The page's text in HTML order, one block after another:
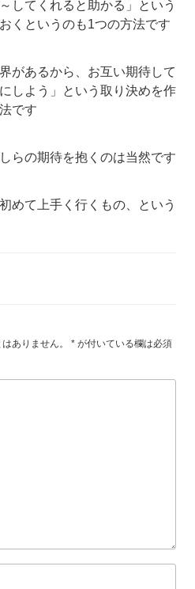
してくれると助かる」という
くというのも1つの方法です
があるから、お互い期待して
しよう」という取り決めを作
です
らの期待を抱くのは当然です
めて上手く行くもの、という
ありません。
* が付いている欄は必須